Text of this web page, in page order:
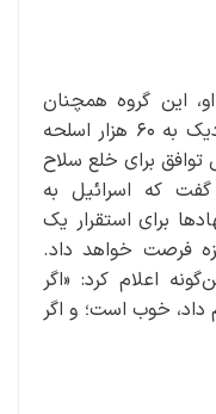
این گروه همچنان
حدود ۲۰ هزار جنگجوی مسلح و نزدیک به ۶۰ هزار اسلحه
توافق برای خلع سلاح
گفت که اسرائیل به
برای استقرار یک
فرصت خواهد داد.
اعلام کرد: «اگر
داد، خوب است؛ و اگر